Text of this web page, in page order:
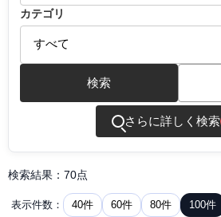
カテゴリ
検索
さらに詳しく検索
検索結果：70点
表示件数： 40件 60件 80件 100件